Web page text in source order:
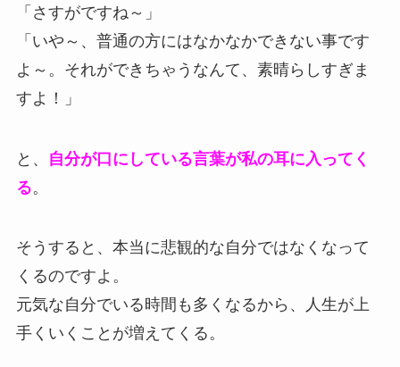
「さすがですね～」
「いや～、普通の方にはなかなかできない事です
よ～。それができちゃうなんて、素晴らしすぎま
すよ！」
と、
自分が口にしている言葉が私の耳に入ってく
る。
そうすると、本当に悲観的な自分ではなくなって
くるのですよ。
元気な自分でいる時間も多くなるから、人生が上
手くいくことが増えてくる。